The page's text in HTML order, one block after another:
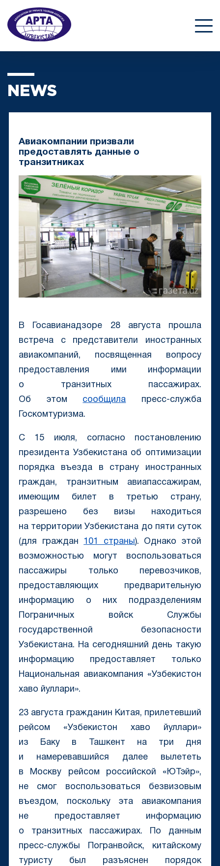
NEWS
Авиакомпании призвали
предоставлять данные о
транзитниках
В Госавианадзоре 28 августа прошла
встреча с представители иностранных
авиакомпаний, посвященная вопросу
предоставления ими информации
о транзитных пассажирах.
Об этом сообщила пресс-служба
Госкомтуризма.
С 15 июля, согласно постановлению
президента Узбекистана об оптимизации
порядка въезда в страну иностранных
граждан, транзитным авиапассажирам,
имеющим билет в третью страну,
разрешено без визы находиться
на территории Узбекистана до пяти суток
(для граждан 101 страны). Однако этой
возможностью могут воспользоваться
пассажиры только перевозчиков,
предоставляющих предварительную
информацию о них подразделениям
Пограничных войск Службы
государственной безопасности
Узбекистана. На сегодняшний день такую
информацию предоставляет только
Национальная авиакомпания «Узбекистон
хаво йуллари».
23 августа гражданин Китая, прилетевший
рейсом «Узбекистон хаво йуллари»
из Баку в Ташкент на три дня
и намеревавшийся далее вылететь
в Москву рейсом российской «ЮТэйр»,
не смог воспользоваться безвизовым
въездом, поскольку эта авиакомпания
не предоставляет информацию
о транзитных пассажирах. По данным
пресс-службы Погранвойск, китайскому
туристу был разъяснен порядок